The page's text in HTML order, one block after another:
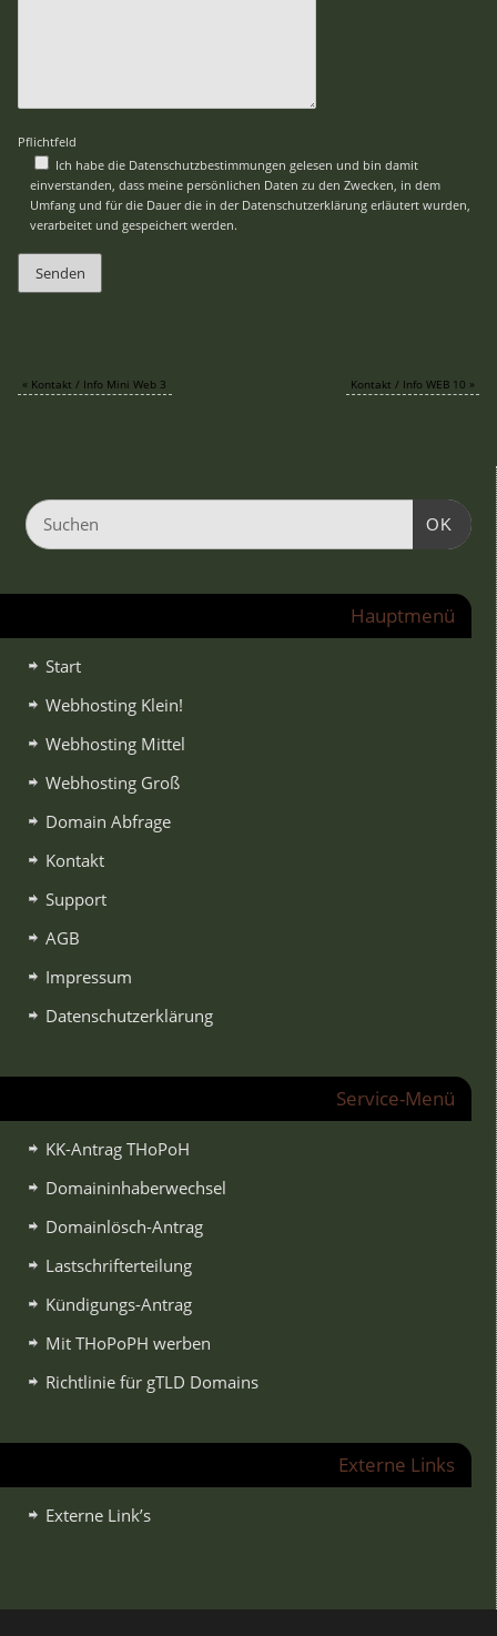
Pflichtfeld
Ich habe die Datenschutzbestimmungen gelesen und bin damit
einverstanden, dass meine persönlichen Daten zu den Zwecken, in dem
Umfang und für die Dauer die in der Datenschutzerklärung erläutert wurden,
verarbeitet und gespeichert werden.
« Kontakt / Info Mini Web 3 Kontakt / Info WEB 10 »
OK
Hauptmenü
Start
Webhosting Klein!
Webhosting Mittel
Webhosting Groß
Domain Abfrage
Kontakt
Support
AGB
Impressum
Datenschutzerklärung
Service-Menü
KK-Antrag THoPoH
Domaininhaberwechsel
Domainlösch-Antrag
Lastschrifterteilung
Kündigungs-Antrag
Mit THoPoPH werben
Richtlinie für gTLD Domains
Externe Links
Externe Link’s